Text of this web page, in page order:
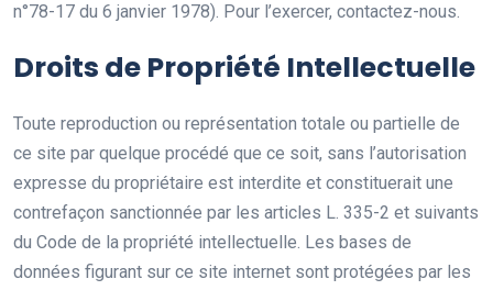
n°78-17 du 6 janvier 1978). Pour l’exercer, contactez-nous.
Droits de Propriété Intellectuelle
Toute reproduction ou représentation totale ou partielle de
ce site par quelque procédé que ce soit, sans l’autorisation
expresse du propriétaire est interdite et constituerait une
contrefaçon sanctionnée par les articles L. 335-2 et suivants
du Code de la propriété intellectuelle. Les bases de
données figurant sur ce site internet sont protégées par les